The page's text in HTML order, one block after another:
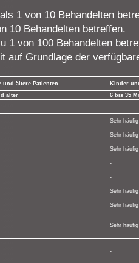
1 von 10 Behandelten
10 Behandelten betreffen.
1 von 100 Behandelten
auf Grundlage der
und ältere Patienten
Kinder
älter
6 bis 35
-
Sehr häufig
Sehr häufig
Sehr häufig
-
-
Sehr häufig
Sehr häufig
Sehr häufig
-